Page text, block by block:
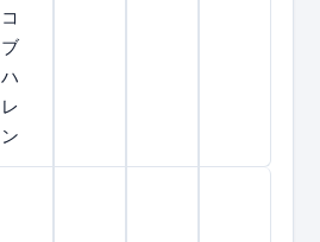
コ
ブ
ハ
レ
ン